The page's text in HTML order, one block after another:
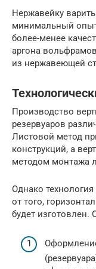
Нержавейку
минимальный
более-менее
аргона
из нержавеющей
Производство
резервуаров
Листовой метод
конструкций, а
методом монтажа
Однако
от того,
будет изготовлен.